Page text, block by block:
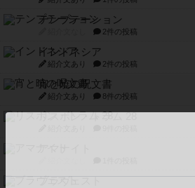
テンプテーション
2件の投稿
インドネシア
紹介文あり 2件の投稿
宵と暁の呪文書
紹介文あり 8件の投稿